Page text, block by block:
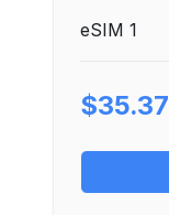
1
$35.37